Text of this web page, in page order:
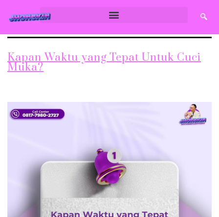
Kapan Waktu yang Tepat Untuk Cuci
Muka?